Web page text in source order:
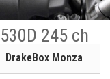
245 ch
DrakeBox Monza